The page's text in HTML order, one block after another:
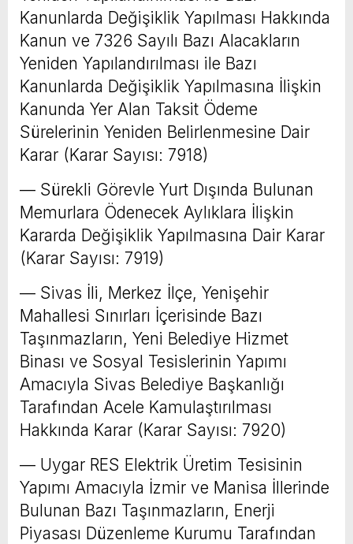
Kanunlarda Değişiklik Yapılması Hakkında
Kanun ve 7326 Sayılı Bazı Alacakların
Yeniden Yapılandırılması ile Bazı
Kanunlarda Değişiklik Yapılmasına İlişkin
Kanunda Yer Alan Taksit Ödeme
Sürelerinin Yeniden Belirlenmesine Dair
Karar (Karar Sayısı: 7918)
–– Sürekli Görevle Yurt Dışında Bulunan
Memurlara Ödenecek Aylıklara İlişkin
Kararda Değişiklik Yapılmasına Dair Karar
(Karar Sayısı: 7919)
–– Sivas İli, Merkez İlçe, Yenişehir
Mahallesi Sınırları İçerisinde Bazı
Taşınmazların, Yeni Belediye Hizmet
Binası ve Sosyal Tesislerinin Yapımı
Amacıyla Sivas Belediye Başkanlığı
Tarafından Acele Kamulaştırılması
Hakkında Karar (Karar Sayısı: 7920)
–– Uygar RES Elektrik Üretim Tesisinin
Yapımı Amacıyla İzmir ve Manisa İllerinde
Bulunan Bazı Taşınmazların, Enerji
Piyasası Düzenleme Kurumu Tarafından